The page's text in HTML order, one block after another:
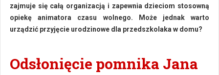
zajmuje się całą organizacją i zapewnia dzieciom stosowną
opiekę animatora czasu wolnego. Może jednak warto
urządzić przyjęcie urodzinowe dla przedszkolaka w domu?
Odsłonięcie pomnika Jana